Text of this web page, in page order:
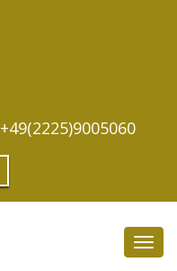
+49(2225)9005060